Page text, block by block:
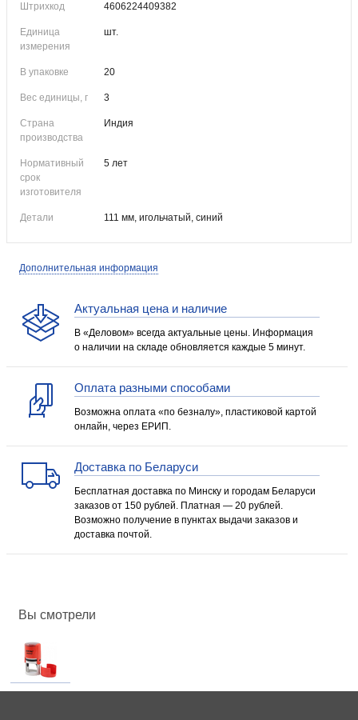
Штрихкод 4606224409382
Единица
измерения
шт.
В упаковке 20
Вес единицы, г 3
Страна
производства
Индия
Нормативный
срок
изготовителя
5 лет
Детали 111 мм, игольчатый, синий
Дополнительная информация
Актуальная цена и наличие
В «Деловом» всегда актуальные цены. Информация
о наличии на складе обновляется каждые 5 минут.
Оплата разными способами
Возможна оплата «по безналу», пластиковой картой
онлайн, через ЕРИП.
Доставка по Беларуси
Бесплатная доставка по Минску и городам Беларуси
заказов от 150 рублей. Платная — 20 рублей.
Возможно получение в пунктах выдачи заказов и
доставка почтой.
Вы смотрели